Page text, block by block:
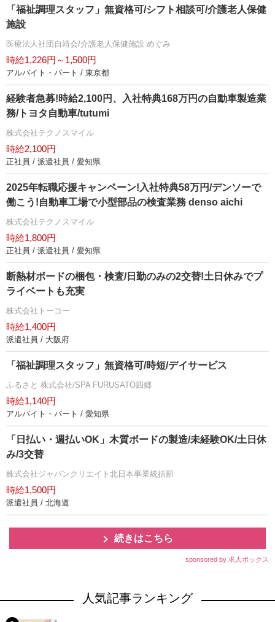
「福祉調理スタッフ」無資格可/シフト相談可/介護老人保健
施設
医療法人社団自靖会/介護老人保健施設 めぐみ
時給1,226円～1,500円
アルバイト・パート / 東京都
経験者急募!時給2,100円、入社特典168万円の自動車製造業
務/トヨタ自動車/tutumi
株式会社テクノスマイル
時給2,100円
正社員 / 派遣社員 / 愛知県
2025年転職応援キャンペーン!入社特典58万円/デンソーで
働こう!自動車工場で小型部品の検査業務 denso aichi
株式会社テクノスマイル
時給1,800円
正社員 / 派遣社員 / 愛知県
断熱材ボードの梱包・検査/日勤のみの2交替!土日休みでプ
ライベートも充実
株式会社トーコー
時給1,400円
派遣社員 / 大阪府
「福祉調理スタッフ」無資格可/時短/デイサービス
ふるさと 株式会社/SPA FURUSATO四郷
時給1,140円
アルバイト・パート / 愛知県
「日払い・週払いOK」木質ボードの製造/未経験OK/土日休
み/3交替
株式会社ジャパンクリエイト北日本事業統括部
時給1,500円
派遣社員 / 北海道
続きはこちら
sponsored by 求人ボックス
人気記事ランキング